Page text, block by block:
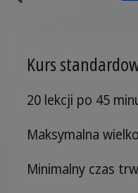
Kurs
20 lekcji po 45
Maksymalna
Minimalny czas